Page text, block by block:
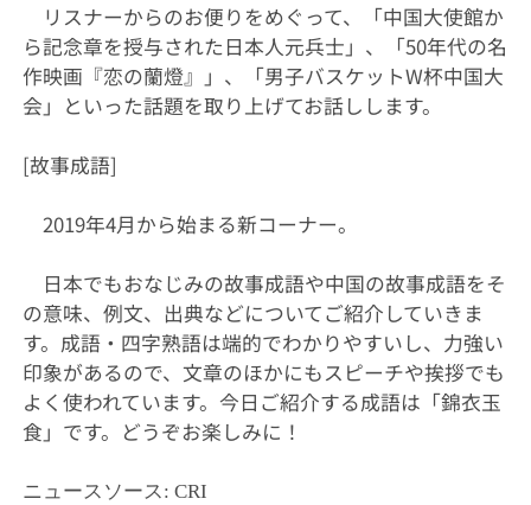
リスナーからのお便りをめぐって、「中国大使館か
ら記念章を授与された日本人元兵士」、「50年代の名
作映画『恋の蘭燈』」、「男子バスケットW杯中国大
会」といった話題を取り上げてお話しします。
[故事成語]
2019年4月から始まる新コーナー。
日本でもおなじみの故事成語や中国の故事成語をそ
の意味、例文、出典などについてご紹介していきま
す。成語・四字熟語は端的でわかりやすいし、力強い
印象があるので、文章のほかにもスピーチや挨拶でも
よく使われています。今日ご紹介する成語は「錦衣玉
食」です。どうぞお楽しみに！
ニュースソース: CRI